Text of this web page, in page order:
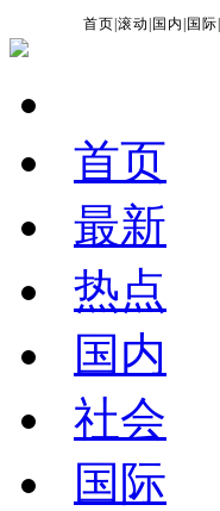
首页 |滚动 国内 国际
首页
最新
热点
国内
社会
国际